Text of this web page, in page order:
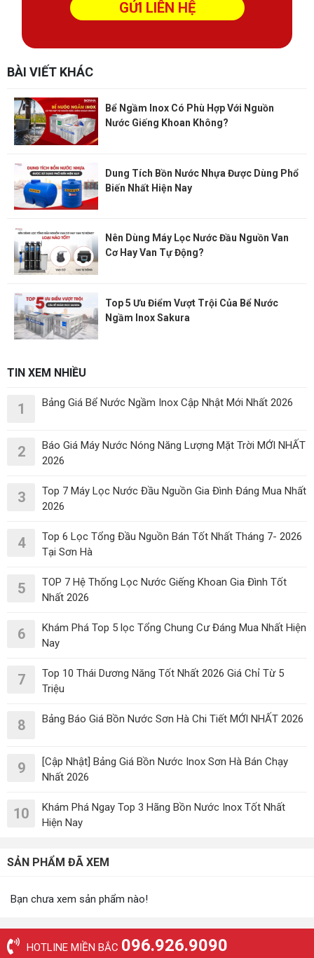
BÀI VIẾT KHÁC
Bể Ngầm Inox Có Phù Hợp Với Nguồn
Nước Giếng Khoan Không?
Dung Tích Bồn Nước Nhựa Được Dùng Phổ
Biến Nhất Hiện Nay
Nên Dùng Máy Lọc Nước Đầu Nguồn Van
Cơ Hay Van Tự Động?
Top 5 Ưu Điểm Vượt Trội Của Bể Nước
Ngầm Inox Sakura
TIN XEM NHIỀU
1 Bảng Giá Bể Nước Ngầm Inox Cập Nhật Mới Nhất 2026
2
Báo Giá Máy Nước Nóng Năng Lượng Mặt Trời MỚI NHẤT
2026
3
Top 7 Máy Lọc Nước Đầu Nguồn Gia Đình Đáng Mua Nhất
2026
4
Top 6 Lọc Tổng Đầu Nguồn Bán Tốt Nhất Tháng 7- 2026
Tại Sơn Hà
5
TOP 7 Hệ Thống Lọc Nước Giếng Khoan Gia Đình Tốt
Nhất 2026
6
Khám Phá Top 5 lọc Tổng Chung Cư Đáng Mua Nhất Hiện
Nay
7
Top 10 Thái Dương Năng Tốt Nhất 2026 Giá Chỉ Từ 5
Triệu
8 Bảng Báo Giá Bồn Nước Sơn Hà Chi Tiết MỚI NHẤT 2026
9
[Cập Nhật] Bảng Giá Bồn Nước Inox Sơn Hà Bán Chạy
Nhất 2026
10
Khám Phá Ngay Top 3 Hãng Bồn Nước Inox Tốt Nhất
Hiện Nay
SẢN PHẨM ĐÃ XEM
Bạn chưa xem sản phẩm nào!
HOTLINE MIỀN BẮC 096.926.9090